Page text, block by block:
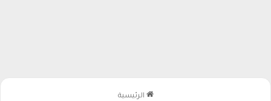
الرئيسية